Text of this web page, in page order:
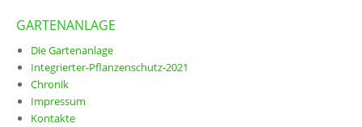
GARTENANLAGE
Die Gartenanlage
Integrierter-Pflanzenschutz-2021
Chronik
Impressum
Kontakte